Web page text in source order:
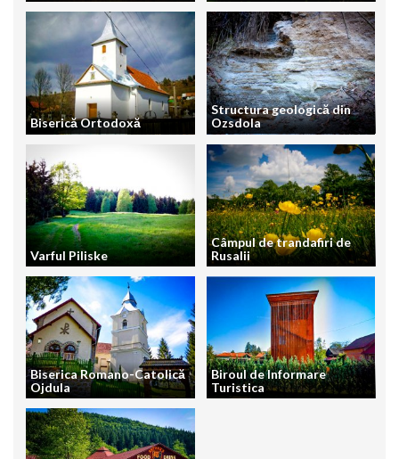
Biserică Ortodoxă
Structura geologică din
Ozsdola
Varful Piliske
Câmpul de trandafiri de
Rusalii
Biserica Romano-Catolică
Ojdula
Biroul de Informare
Turistica